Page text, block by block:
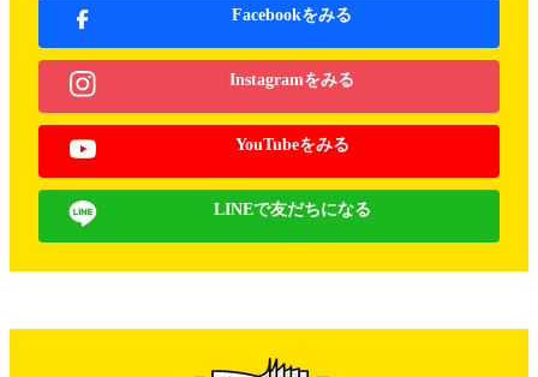
Facebookをみる
Instagramをみる
YouTubeをみる
LINEで友だちになる